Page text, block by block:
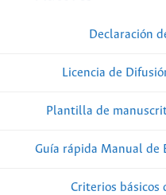
Declaración
Licencia de
Plantilla de
Guía rápida Manual de
Criterios básicos